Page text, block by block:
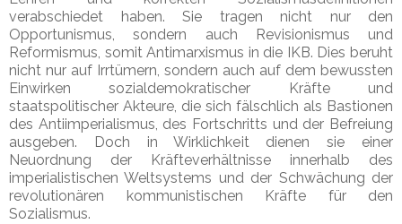
verabschiedet haben. Sie tragen nicht nur den
Opportunismus, sondern auch Revisionismus und
Reformismus, somit Antimarxismus in die IKB. Dies beruht
nicht nur auf Irrtümern, sondern auch auf dem bewussten
Einwirken sozialdemokratischer Kräfte und
staatspolitischer Akteure, die sich fälschlich als Bastionen
des Antiimperialismus, des Fortschritts und der Befreiung
ausgeben. Doch in Wirklichkeit dienen sie einer
Neuordnung der Kräfteverhältnisse innerhalb des
imperialistischen Weltsystems und der Schwächung der
revolutionären kommunistischen Kräfte für den
Sozialismus.